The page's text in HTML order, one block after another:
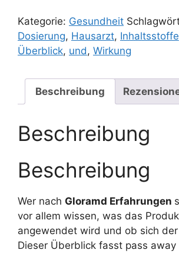
Kategorie: Gesundheit
Dosierung, Hausarzt, Inhaltsstoffe
Überblick, und, Wirkung
Beschreibung
Beschreibung
Beschreibung
Wer nach Gloramd Erfahrungen
vor allem wissen, was das
angewendet wird und ob sich
Dieser Überblick fasst pass